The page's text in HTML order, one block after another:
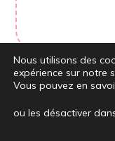
Nous utilisons des
expérience sur notre
Vous pouvez en
ou les désactiver